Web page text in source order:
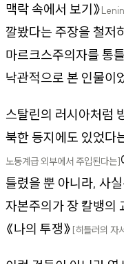
맥락 속에서 보기》
깔봤다는 주장을 철저
마르크스주의자를 통
낙관적으로 본 인물이
스탈린의 러시아처럼
북한 등지에도 있었다
노동계급 외부에서 주입된다는]
틀렸을 뿐 아니라, 사
자본주의가 장 칼뱅의
《나의 투쟁》 [히틀러의 자